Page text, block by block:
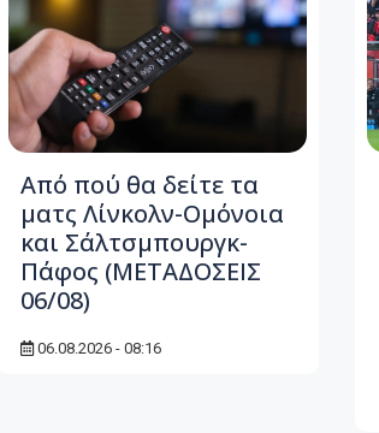
Από πού θα δείτε τα
ματς Λίνκολν-Ομόνοια
και Σάλτσμπουργκ-
Πάφος (ΜΕΤΑΔΟΣΕΙΣ
06/08)
06.08.2026 - 08:16